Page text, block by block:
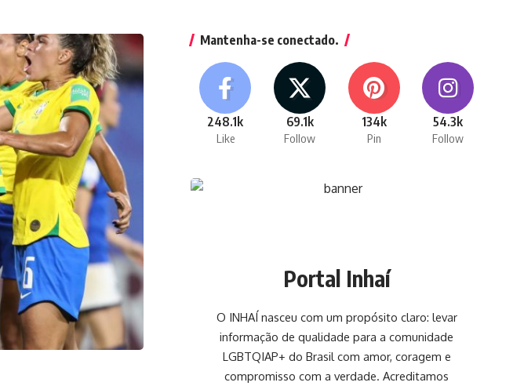
Mantenha-se conectado.
248.1k
Like
69.1k
Follow
134k
Pin
54.3k
Follow
Portal Inhaí
O INHAÍ nasceu com um propósito claro: levar
informação de qualidade para a comunidade
LGBTQIAP+ do Brasil com amor, coragem e
compromisso com a verdade. Acreditamos